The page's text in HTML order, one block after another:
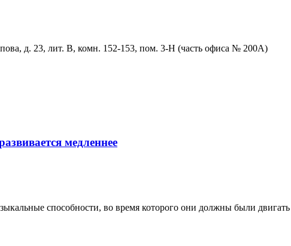
д. 23, лит. В, комн. 152-153, пом. 3-Н (часть офиса № 200А)
медленнее
способности, во время которого они должны были